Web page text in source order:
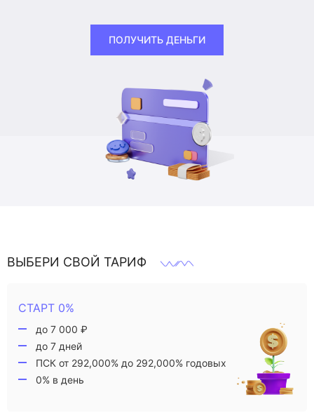
ПОЛУЧИТЬ ДЕНЬГИ
ВЫБЕРИ СВОЙ ТАРИФ
СТАРТ 0%
до 7 000 ₽
до 7 дней
ПСК от 292,000% до 292,000% годовых
0% в день